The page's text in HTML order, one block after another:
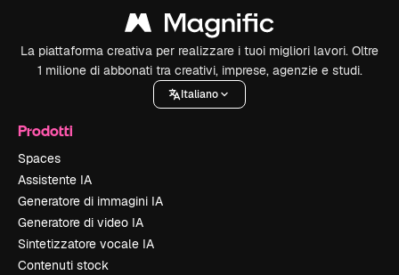
La piattaforma creativa per realizzare i tuoi migliori lavori. Oltre
1 milione di abbonati tra creativi, imprese, agenzie e studi.
Italiano
Prodotti
Spaces
Assistente IA
Generatore di immagini IA
Generatore di video IA
Sintetizzatore vocale IA
Contenuti stock